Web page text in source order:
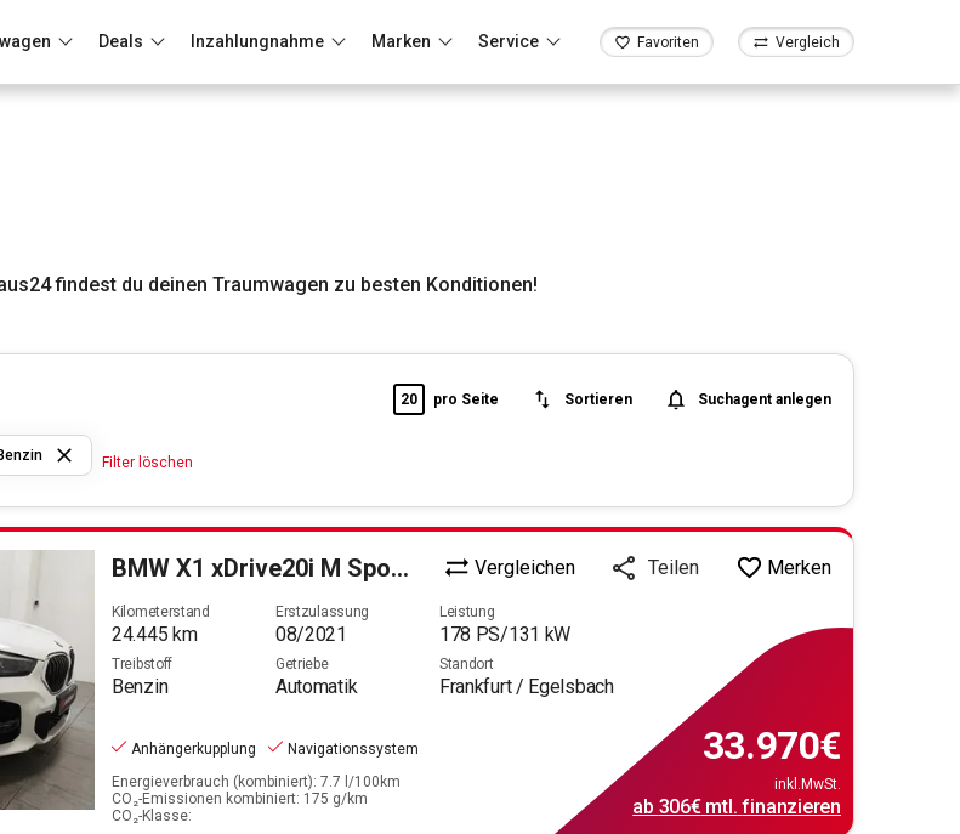
Deals Inzahlungnahme Marken Service Favoriten Vergleich
findest du deinen Traumwagen zu besten Konditionen!
Benzin
Filter löschen
20 pro Seite Sortieren Suchagent anlegen
Benzin Filter löschen
BMW X1 xDrive20i M Sport (EURO 6d) Vergleichen Teilen Merken
Kilometerstand
24.445 km
Erstzulassung
08/2021
Leistung
178 PS/131 kW
Treibstoff
Benzin
Getriebe
Automatik
Standort
Frankfurt / Egelsbach
Anhängerkupplung
Navigationssystem
Energieverbrauch (kombiniert): 7.7 l/100km
CO₂-Emissionen kombiniert: 175 g/km
CO₂-Klasse:
33.970€
inkl.MwSt.
ab 306€mtl. finanzieren